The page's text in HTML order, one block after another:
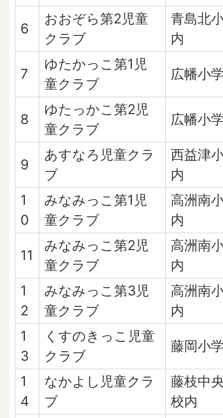
6
おおぞら第2児童
クラブ
青島北
内
7
ゆたかっこ第1児
童クラブ
広幡小
8
ゆたっかこ第2児
童クラブ
広幡小
9
あすなろ児童クラ
ブ
西益津
内
1
0
みなみっこ第1児
童クラブ
高洲南
内
11
みなみっこ第2児
童クラブ
高洲南
内
1
2
みなみっこ第3児
童クラブ
高洲南
内
1
3
くすのきっこ児童
クラブ
藤岡小
1
4
なかよし児童クラ
ブ
藤枝中
校内